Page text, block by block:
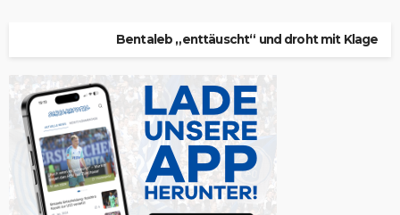
Bentaleb „enttäuscht“ und droht mit Klage